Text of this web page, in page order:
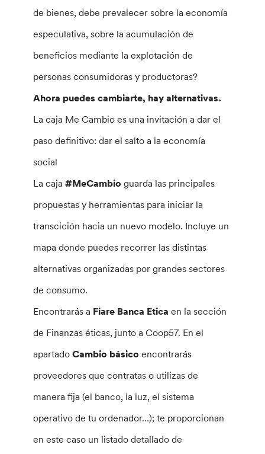
de bienes, debe prevalecer sobre la economía
especulativa, sobre la acumulación de
beneficios mediante la explotación de
personas consumidoras y productoras?
Ahora puedes cambiarte, hay alternativas.
La caja Me Cambio es una invitación a dar el
paso definitivo: dar el salto a la economía
social
La caja#MeCambio guarda las principales
propuestas y herramientas para iniciar la
transcición hacia un nuevo modelo. Incluye un
mapa donde puedes recorrer las distintas
alternativas organizadas por grandes sectores
de consumo.
Encontrarás a Fiare Banca Eticaen la sección
de Finanzas éticas, junto a Coop57. En el
apartadoCambio básicoencontrarás
proveedores que contratas o utilizas de
manera fija (el banco, la luz, el sistema
operativo de tu ordenador…); te proporcionan
en este caso un listado detallado de